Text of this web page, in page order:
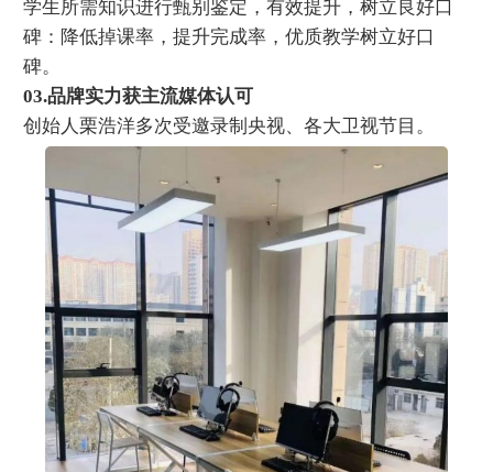
学生所需知识进行甄别鉴定，有效提升，树立良好口
碑：降低掉课率，提升完成率，优质教学树立好口
碑。
03.品牌实力获主流媒体认可
创始人栗浩洋多次受邀录制央视、各大卫视节目。